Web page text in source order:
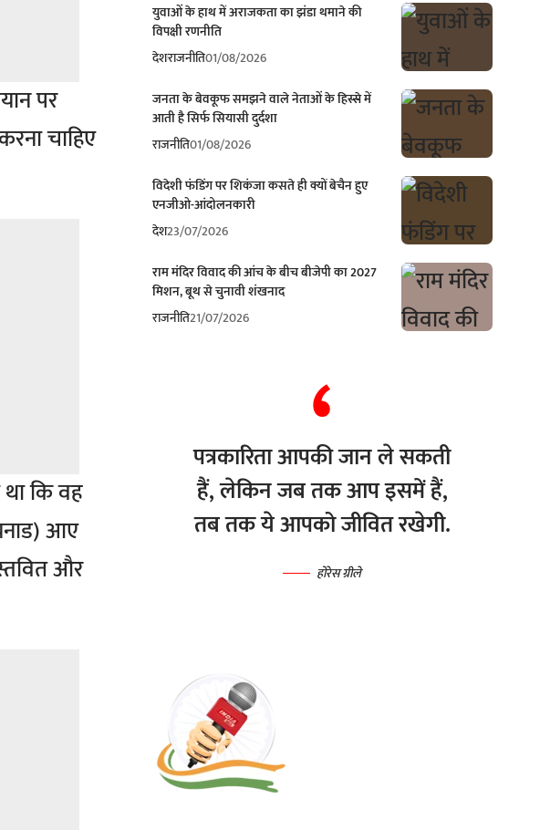
पर
चाहिए
कि वह
आए
और
युवाओं के हाथ में अराजकता का झंडा थमाने की
विपक्षी रणनीति
देशराजनीति01/08/2026
जनता के बेवकूफ समझने वाले नेताओं के हिस्से में
आती है सिर्फ सियासी दुर्दशा
राजनीति01/08/2026
विदेशी फंडिंग पर शिकंजा कसते ही क्यों बेचैन हुए
एनजीओ-आंदोलनकारी
देश23/07/2026
राम मंदिर विवाद की आंच के बीच बीजेपी का 2027
मिशन, बूथ से चुनावी शंखनाद
राजनीति21/07/2026
पत्रकारिता आपकी जान ले सकती
हैं, लेकिन जब तक आप इसमें हैं,
तब तक ये आपको जीवित रखेगी.
होरेस ग्रीले